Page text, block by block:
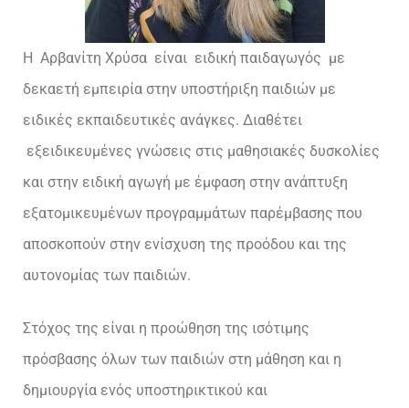
Η Αρβανίτη Χρύσα είναι ειδική παιδαγωγός με
δεκαετή εμπειρία στην υποστήριξη παιδιών με
ειδικές εκπαιδευτικές ανάγκες. Διαθέτει
εξειδικευμένες γνώσεις στις μαθησιακές δυσκολίες
και στην ειδική αγωγή με έμφαση στην ανάπτυξη
εξατομικευμένων προγραμμάτων παρέμβασης που
αποσκοπούν στην ενίσχυση της προόδου και της
αυτονομίας των παιδιών.
Στόχος της είναι η προώθηση της ισότιμης
πρόσβασης όλων των παιδιών στη μάθηση και η
δημιουργία ενός υποστηρικτικού και